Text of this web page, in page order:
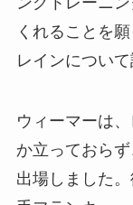
くれることを
レインについて
ウィーマーは
か立っておら
出場しました